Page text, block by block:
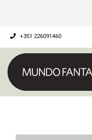
+351 226091460